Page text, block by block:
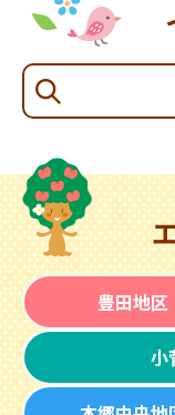
豊田地区
小